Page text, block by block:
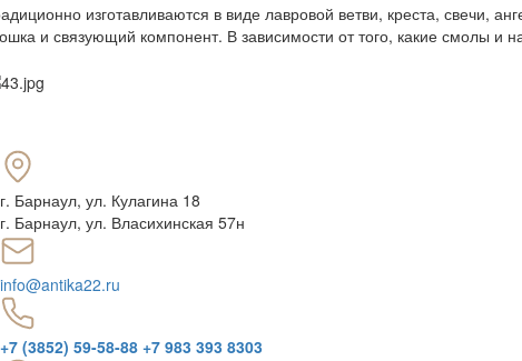
изготавливаются в виде лавровой ветви, креста, свечи,
и связующий компонент. В зависимости от того, какие смолы
г. Барнаул, ул. Кулагина 18
г. Барнаул, ул. Власихинская 57н
info@antika22.ru
+7 (3852) 59-58-88 +7 983 393 8303